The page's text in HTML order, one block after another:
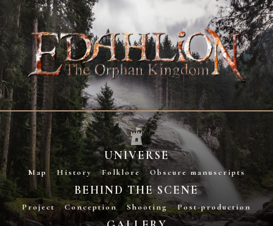
UNIVERSE
Map History Folklore Obscure manuscripts
BEHIND THE SCENE
Project Conception Shooting Post-production